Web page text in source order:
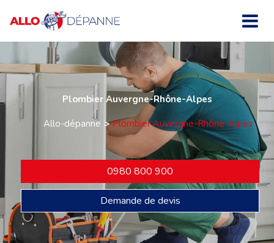
Plombier Auvergne-Rhône-Alpes
Allo-dépanne
Plombier Auvergne-Rhône-Alpes
0980 800 900
Demande de devis